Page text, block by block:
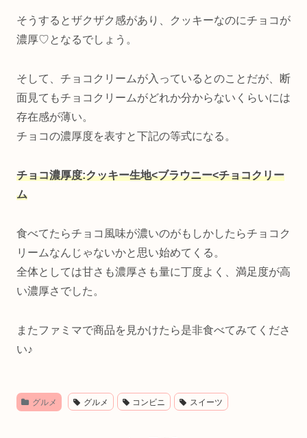
そうするとザクザク感があり、クッキーなのにチョコが
濃厚♡となるでしょう。
そして、チョコクリームが入っているとのことだが、断
面見てもチョコクリームがどれか分からないくらいには
存在感が薄い。
チョコの濃厚度を表すと下記の等式になる。
チョコ濃厚度:クッキー生地<ブラウニー<チョコクリー
ム
食べてたらチョコ風味が濃いのがもしかしたらチョコク
リームなんじゃないかと思い始めてくる。
全体としては甘さも濃厚さも量に丁度よく、満足度が高
い濃厚さでした。
またファミマで商品を見かけたら是非食べてみてくださ
い♪
グルメ グルメ コンビニ スイーツ